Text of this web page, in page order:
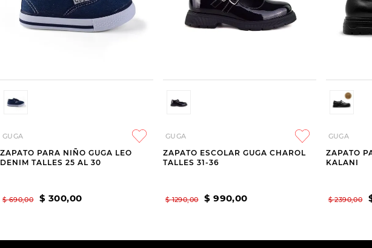
GUGA
ZAPATO PARA NIÑO GUGA LEO
DENIM TALLES 25 AL 30
$ 690,00 $ 300,00
GUGA
ZAPATO ESCOLAR GUGA CHAROL
TALLES 31-36
$ 1290,00 $ 990,00
GUGA
ZAPATO
KALANI
$ 2390,00